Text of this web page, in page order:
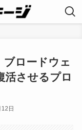
ブロードウェ
活させるプロ
日